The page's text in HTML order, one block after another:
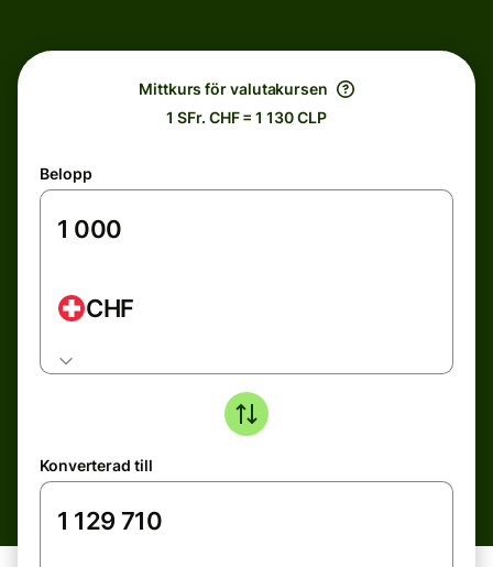
Mittkurs för valutakursen
1 SFr. CHF = 1 130 CLP
Belopp
CHF
Konverterad till